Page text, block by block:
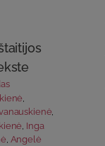
,
Inga
, Angelė